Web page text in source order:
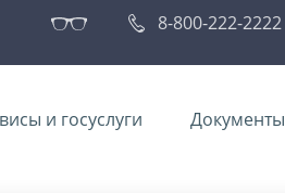
8-800-222-2222
и госуслуги Документы